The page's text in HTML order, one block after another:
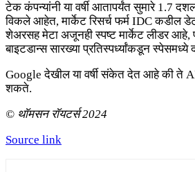
टेक कंपन्यांनी या वर्षी आतापर्यंत सुमारे 1.7
विकले आहेत, मार्केट रिसर्च फर्म IDC कडील
शेअरसह मेटा अजूनही स्पष्ट मार्केट लीडर आहे,
बाइटडान्स सारख्या प्रतिस्पर्ध्यांकडून
Google देखील या वर्षी संकेत देत आहे की ते
शकते.
© थॉमसन रॉयटर्स 2024
Source link